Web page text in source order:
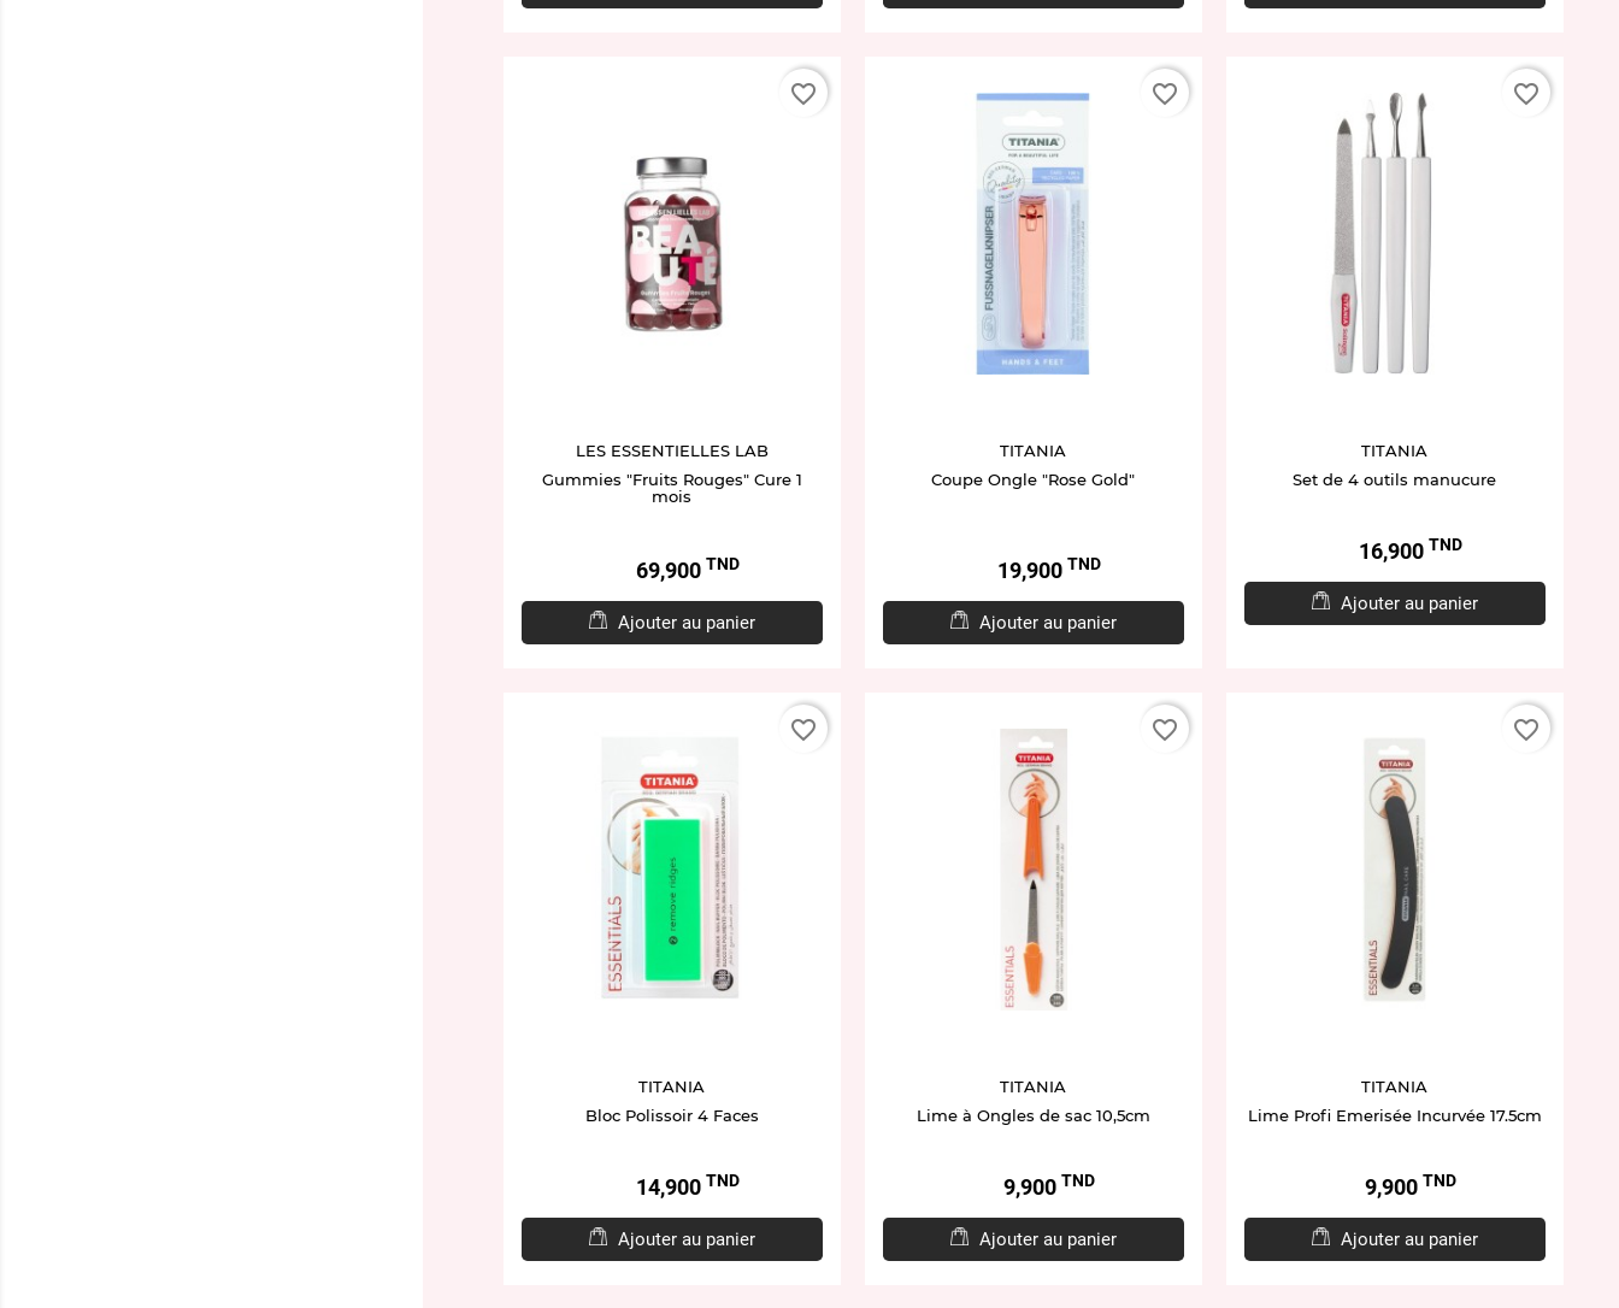
LES ESSENTIELLES LAB
Gummies "Fruits Rouges" Cure 1
mois
Prix69,900 TND
Ajouter au panier
favorite_border
TITANIA
Coupe Ongle "Rose Gold"
Prix19,900 TND
Ajouter au panier
favorite_border
TITANIA
Set de 4 outils manucure
Prix16,900 TND
Ajouter au panier
favorite_border
TITANIA
Bloc Polissoir 4 Faces
Prix14,900 TND
Ajouter au panier
favorite_border
TITANIA
Lime à Ongles de sac 10,5cm
Prix9,900 TND
Ajouter au panier
favorite_border
TITANIA
Lime Profi Emerisée Incurvée 17.5cm
Prix9,900 TND
Ajouter au panier
favorite_border